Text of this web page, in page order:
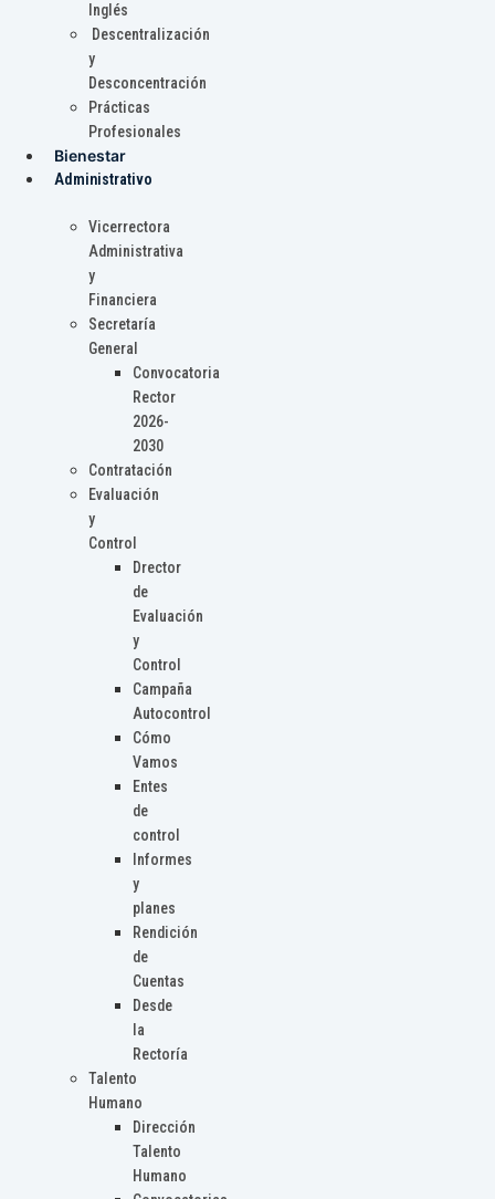
Inglés
Descentralización
y
Desconcentración
Prácticas
Profesionales
Bienestar
Administrativo
Vicerrectora
Administrativa
y
Financiera
Secretaría
General
Convocatoria
Rector
2026-
2030
Contratación
Evaluación
y
Control
Drector
de
Evaluación
y
Control
Campaña
Autocontrol
Cómo
Vamos
Entes
de
control
Informes
y
planes
Rendición
de
Cuentas
Desde
la
Rectoría
Talento
Humano
Dirección
Talento
Humano